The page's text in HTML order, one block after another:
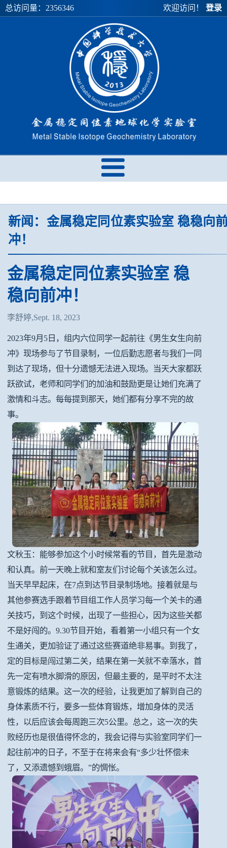
总访问量： 2356346 欢迎访问！ 登录
新闻：金属稳定同位素实验室 稳稳向
冲！
金属稳定同位素实验室 稳
稳向前冲！
李舒婷,Sept. 18, 2023
2023年9月5日，组内六位同学一起前往《男生女生向前
冲》现场参与了节目录制，一位后勤志愿者与我们一同
到达了现场，但十分遗憾无法进入现场。当天大家都跃
跃欲试，老师和同学们的加油和鼓励更是让她们充满了
激情和斗志。每每提到那天，她们都有分享不完的故
事。
文秋玉：能够参加这个小时候常看的节目，首先是激动
和认真。前一天晚上就和室友们讨论每个关该怎么过。
当天早早起床，在7点到达节目录制场地。接着就是与
其他参赛选手跟着节目组工作人员学习每一个关卡的通
关技巧，到这个时候，出现了一些担心，因为这些关都
不是好闯的。9.30节目开始，看着第一小组只有一个女
生通关，更加验证了通过这些赛道绝非易事。到我了，
定的目标是闯过第二关，结果在第一关就不幸落水，首
先一定有喷水脚滑的原因，但最主要的，是平时不太注
意锻炼的结果。这一次的经验，让我更加了解到自己的
身体素质不行，要多一些体育锻炼，增加身体的灵活
性，以后应该会每周跑三次5公里。总之，这一次的失
败经历也是很值得怀念的，我会记得与实验室同学们一
起往前冲的日子，不至于在将来会有“多少壮怀偿未
了，又添遗憾到蛾眉。”的惆怅。